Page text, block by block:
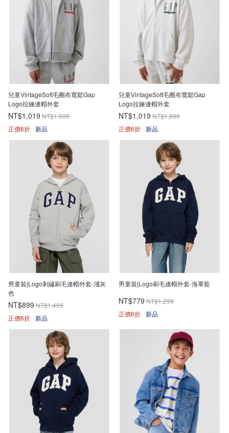
兒童VintageSoft毛圈布寬鬆Gap
Logo拉鍊連帽外套
NT$1,019 NT$1,699
正價6折 新品
兒童VintageSoft毛圈布寬鬆Gap
Logo拉鍊連帽外套
NT$1,019 NT$1,699
正價6折 新品
男童裝|Logo刺繡刷毛連帽外套-淺灰
色
NT$899 NT$1,499
正價6折 新品
男童裝|Logo刷毛連帽外套-海軍藍
NT$779 NT$1,299
正價6折 新品